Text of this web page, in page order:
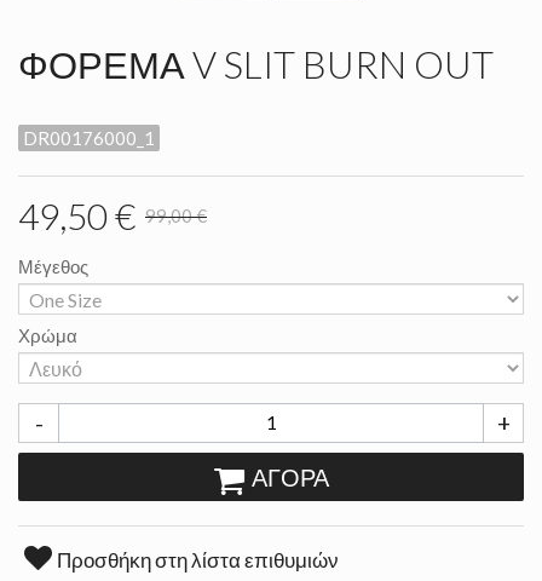
ΦΟΡΕΜΑ V SLIT BURN OUT
DR00176000_1
49,50 € 99,00 €
Μέγεθος
Χρώμα
- +
ΑΓΟΡΆ
Προσθήκη στη λίστα επιθυμιών